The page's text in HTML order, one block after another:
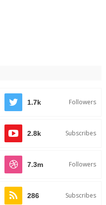
1.7k Followers
2.8k Subscribes
7.3m Followers
286 Subscribes